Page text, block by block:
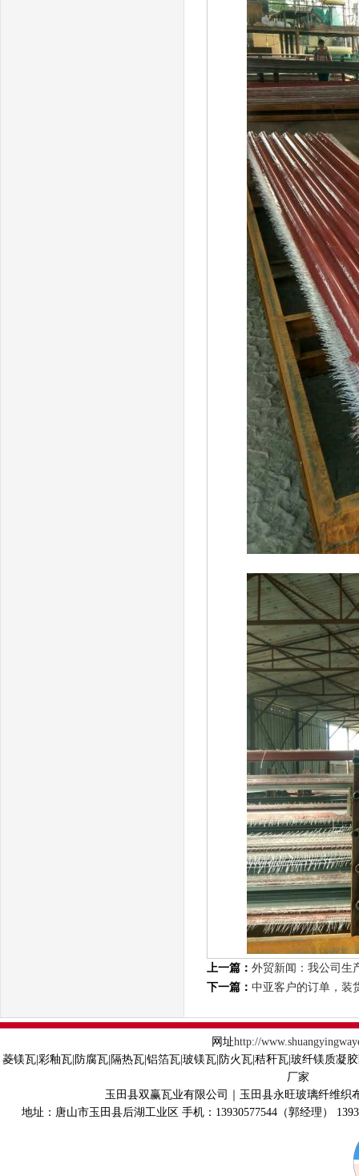
上一篇： 外贸新闻：我公司生
下一篇： 中亚客户的订单，装
网址http://
菱镁瓦|彩釉瓦|防腐瓦|隔热瓦|铝箔瓦|玻镁瓦|防火瓦|秸秆瓦|玻纤镁质凝
厂家
玉田县双赢瓦业有限公司｜玉田县永旺玻璃纤维织
地址：唐山市玉田县后湖工业区 手机：13930577544（郭经理）